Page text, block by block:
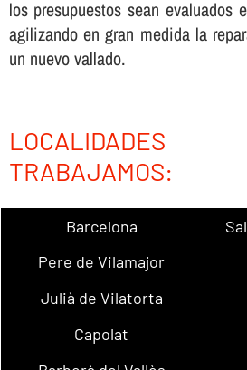
los presupuestos sean evaluados
agilizando en gran medida la
un nuevo vallado.
TRABAJAMOS:
Barcelona
Pere de Vilamajor
Julià de Vilatorta
Capolat